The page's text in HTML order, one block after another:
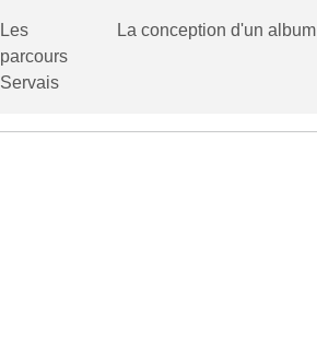
Les
parcours
Servais
La conception d'un album